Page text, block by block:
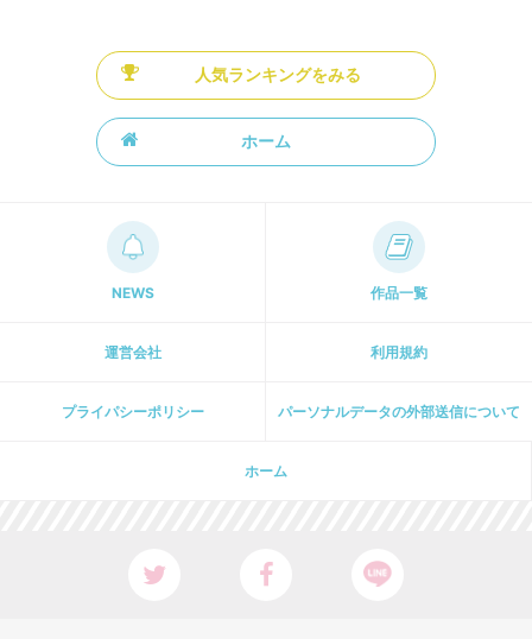
人気ランキングをみる
ホーム
NEWS 作品一覧
運営会社 利用規約
プライパシーポリシー パーソナルデータの外部送信について
ホーム